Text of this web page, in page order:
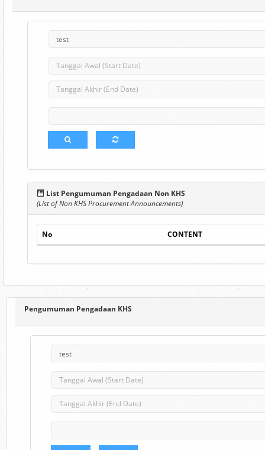
List Pengumuman Pengadaan Non KHS
(List of Non KHS Procurement Announcements)
No CONTENT
Pengumuman Pengadaan KHS